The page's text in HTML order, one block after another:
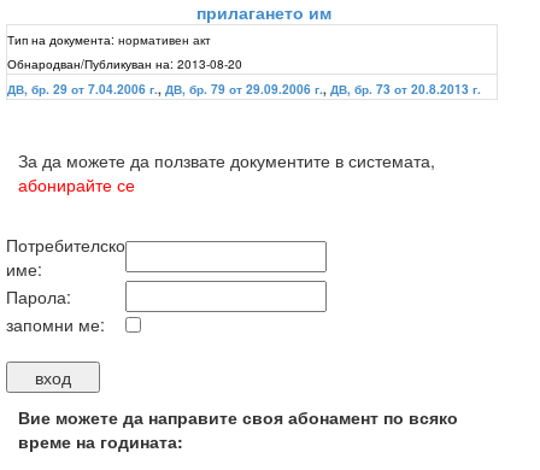
прилагането им
Тип на документа: нормативен акт
Обнародван/Публикуван на: 2013-08-20
ДВ, бр. 29 от 7.04.2006 г., ДВ, бр. 79 от 29.09.2006 г., ДВ, бр. 73 от 20.8.2013 г.
За да можете да ползвате документите в системата,
абонирайте се
Потребителско
име:
Парола:
запомни ме:
Вие можете да направите своя абонамент по всяко
време на годината: